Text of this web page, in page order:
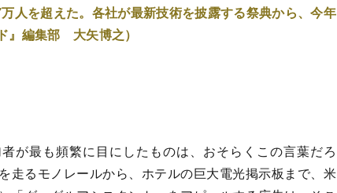
人を超えた。各社が最新技術を披露する祭典から、今年
』編集部 大矢博之）
が最も頻繁に目にしたものは、おそらくこの言葉だろ
走るモノレールから、ホテルの巨大電光掲示板まで、米